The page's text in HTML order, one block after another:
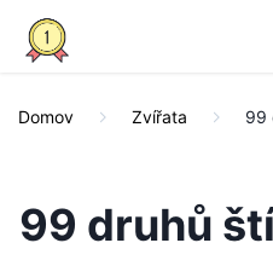
Domov Zvířata 99
99 druhů